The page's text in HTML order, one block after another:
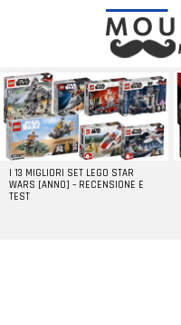
LATEST
STORIES
I 13 MIGLIORI SET LEGO STAR
WARS [ANNO] – RECENSIONE E
TEST